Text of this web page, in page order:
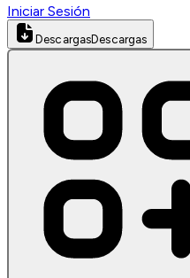
Iniciar Sesión
DescargasDescargas